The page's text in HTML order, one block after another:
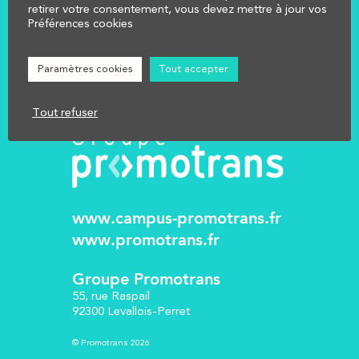
NOUS CONTACTER
Réglementation
www.campus-promotrans.fr
www.promotrans.fr
Groupe Promotrans
55, rue Raspail
92300 Levallois-Perret
© Promotrans 2026
retirer votre consentement, vous devez mettre à jour vos
Préférences cookies
Paramètres cookies Tout accepter
Tout refuser